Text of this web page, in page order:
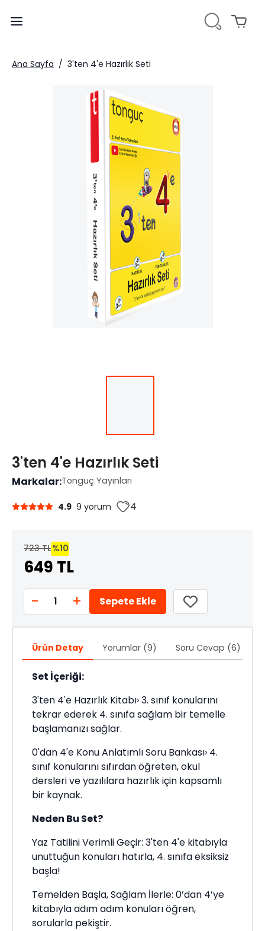
Ana Sayfa / 3'ten 4'e Hazırlık Seti
3'ten 4'e Hazırlık Seti
Markalar:Tonguç Yayınları
4.9 9 yorum 4
723 TL%10
649 TL
- 1 + Sepete Ekle
Ürün Detay Yorumlar (9) Soru Cevap (6)
Set İçeriği:
3'ten 4'e Hazırlık Kitabı› 3. sınıf konularını
tekrar ederek 4. sınıfa sağlam bir temelle
başlamanızı sağlar.
0'dan 4'e Konu Anlatımlı Soru Bankası› 4.
sınıf konularını sıfırdan öğreten, okul
dersleri ve yazılılara hazırlık için kapsamlı
bir kaynak.
Neden Bu Set?
Yaz Tatilini Verimli Geçir: 3'ten 4'e kitabıyla
unuttuğun konuları hatırla, 4. sınıfa eksiksiz
başla!
Temelden Başla, Sağlam İlerle: 0’dan 4’ye
kitabıyla adım adım konuları öğren,
sorularla pekiştir.